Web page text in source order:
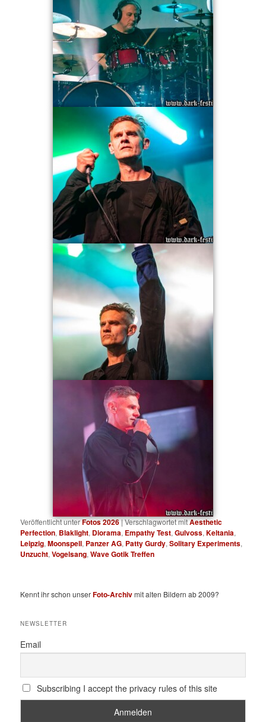
Veröffentlicht unterFotos 2026|Verschlagwortet mitAesthetic
Perfection, Blaklight, Diorama, Empathy Test,Gulvoss,Keltania,
Leipzig,Moonspell, Panzer AG, Patty Gurdy,Solitary Experiments,
Unzucht,Vogelsang,Wave Gotik Treffen
Kennt ihr schon unserFoto-Archivmit alten Bildern ab 2009?
NEWSLETTER
Email
Subscribing I accept the privacy rules of this site